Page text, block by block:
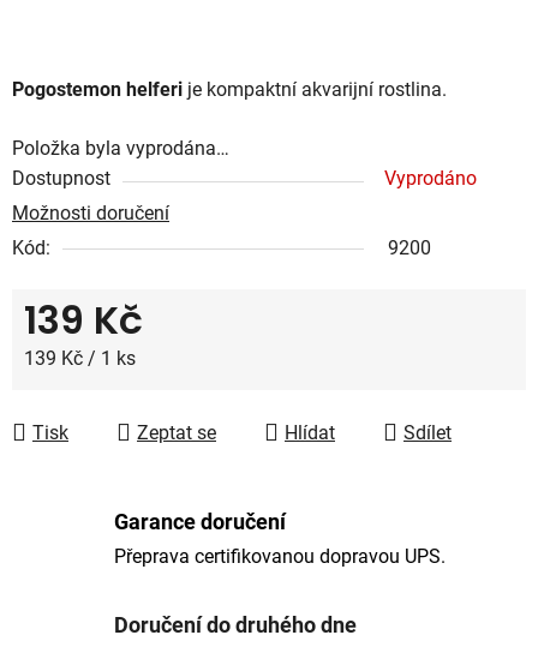
Pogostemon helferi je kompaktní akvarijní rostlina.
Položka byla vyprodána…
Dostupnost
Vyprodáno
Možnosti doručení
Kód:
9200
139 Kč
Měrná cena:
139 Kč / 1 ks
Tisk Zeptat se Hlídat Sdílet
Garance doručení
Přeprava certifikovanou dopravou UPS.
Doručení do druhého dne